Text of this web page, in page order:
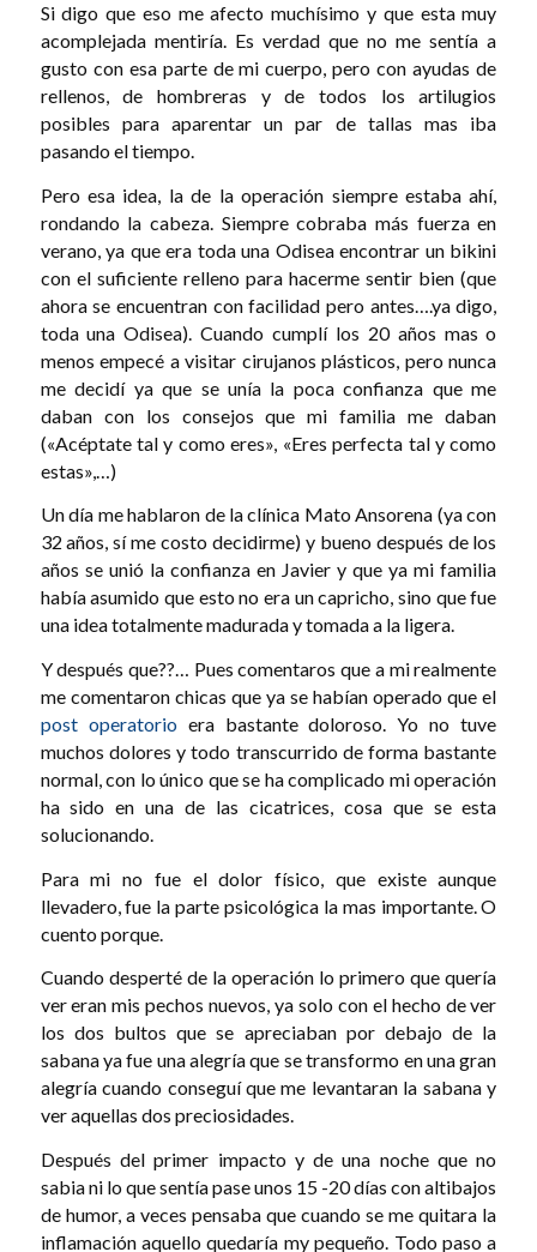
Si digo que eso me afecto muchísimo y que esta muy
acomplejada mentiría. Es verdad que no me sentía a
gusto con esa parte de mi cuerpo, pero con ayudas de
rellenos, de hombreras y de todos los artilugios
posibles para aparentar un par de tallas mas iba
pasando el tiempo.
Pero esa idea, la de la operación siempre estaba ahí,
rondando la cabeza. Siempre cobraba más fuerza en
verano, ya que era toda una Odisea encontrar un bikini
con el suficiente relleno para hacerme sentir bien (que
ahora se encuentran con facilidad pero antes….ya digo,
toda una Odisea). Cuando cumplí los 20 años mas o
menos empecé a visitar cirujanos plásticos, pero nunca
me decidí ya que se unía la poca confianza que me
daban con los consejos que mi familia me daban
(«Acéptate tal y como eres», «Eres perfecta tal y como
estas»,…)
Un día me hablaron de la clínica Mato Ansorena (ya con
32 años, sí me costo decidirme) y bueno después de los
años se unió la confianza en Javier y que ya mi familia
había asumido que esto no era un capricho, sino que fue
una idea totalmente madurada y tomada a la ligera.
Y después que??… Pues comentaros que a mi realmente
me comentaron chicas que ya se habían operado que el
post operatorioera bastante doloroso. Yo no tuve
muchos dolores y todo transcurrido de forma bastante
normal, con lo único que se ha complicado mi operación
ha sido en una de las cicatrices, cosa que se esta
solucionando.
Para mi no fue el dolor físico, que existe aunque
llevadero, fue la parte psicológica la mas importante. O
cuento porque.
Cuando desperté de la operación lo primero que quería
ver eran mis pechos nuevos, ya solo con el hecho de ver
los dos bultos que se apreciaban por debajo de la
sabana ya fue una alegría que se transformo en una gran
alegría cuando conseguí que me levantaran la sabana y
ver aquellas dos preciosidades.
Después del primer impacto y de una noche que no
sabia ni lo que sentía pase unos 15 -20 días con altibajos
de humor, a veces pensaba que cuando se me quitara la
inflamación aquello quedaría my pequeño. Todo paso a